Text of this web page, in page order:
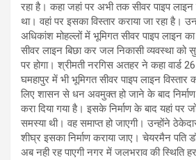
रहा है। कहा जहां पर अभी तक सीवर पाइप लाइन
था। वहां पर इसका विस्तार कराया जा रहा है।
अधिकांश मोहल्लों में भूमिगत सीवर पाइप लाइन
सीवर लाइन बिछा कर जल निकासी व्यवस्था को
पर होगा। श्रीमती नरगिस अतहर ने कहा वार्ड
घमहापुर में भी भूमिगत सीवर पाइप लाइन विस्तार
लिए शासन से धन अवमुक्त हो जाने के बाद निर्माण
करा दिया गया है। इसके निर्माण के बाद यहां पर
समस्या थी। वह समाप्त हो जाएगी। उन्होंने
शीघ्र इसका निर्माण कराया जाए। चेयरमैन पति
अब नही रह पाएगी नगर में जलभराव की स्थिति हर